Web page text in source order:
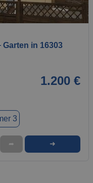
1 / 1
in 16303
1.200 €
3
➦ ➜